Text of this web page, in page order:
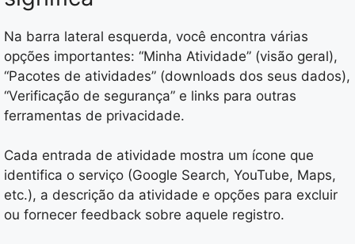
Na barra lateral esquerda, você encontra várias
opções importantes: “Minha Atividade” (visão geral),
“Pacotes de atividades” (downloads dos seus dados),
“Verificação de segurança” e links para outras
ferramentas de privacidade.
Cada entrada de atividade mostra um ícone que
identifica o serviço (Google Search, YouTube, Maps,
etc.), a descrição da atividade e opções para excluir
ou fornecer feedback sobre aquele registro.